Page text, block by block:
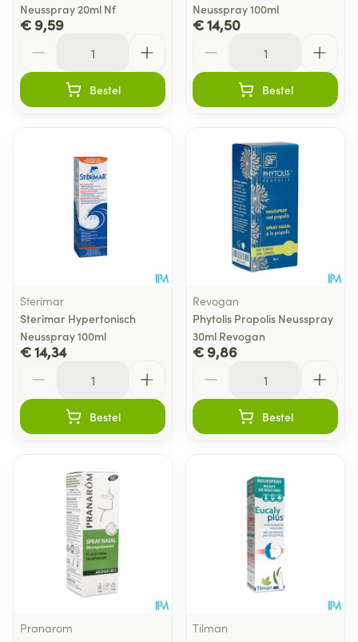
Neusspray 20ml Nf
€ 9,59
Bestel
Neusspray 100ml
€ 14,50
Bestel
Sterimar
Sterimar Hypertonisch
Neusspray 100ml
€ 14,34
Bestel
Revogan
Phytolis Propolis Neusspray
30ml Revogan
€ 9,86
Bestel
Pranarom
Tilman